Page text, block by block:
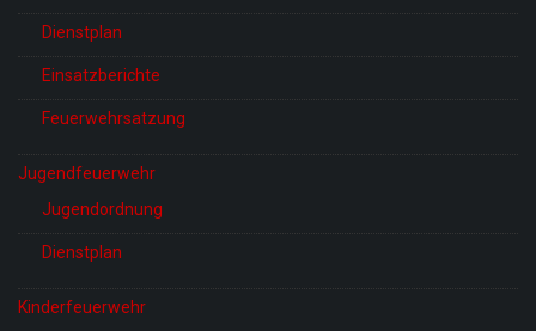
Dienstplan
Einsatzberichte
Feuerwehrsatzung
Jugendfeuerwehr
Jugendordnung
Dienstplan
Kinderfeuerwehr